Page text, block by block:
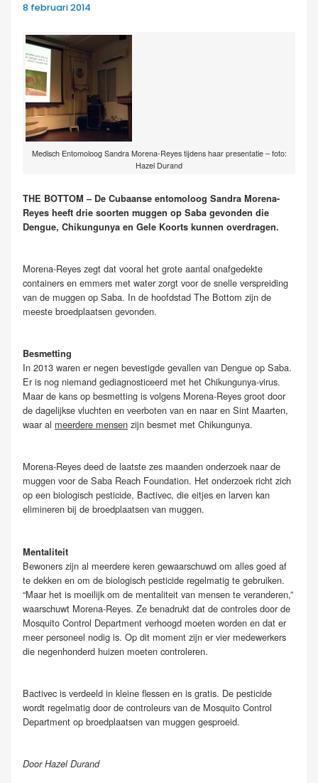
8 februari 2014
Medisch Entomoloog Sandra Morena-Reyes tijdens haar presentatie – foto:
Hazel Durand
THE BOTTOM – De Cubaanse entomoloog Sandra Morena-
Reyes heeft drie soorten muggen op Saba gevonden die
Dengue, Chikungunya en Gele Koorts kunnen overdragen.
Morena-Reyes zegt dat vooral het grote aantal onafgedekte
containers en emmers met water zorgt voor de snelle verspreiding
van de muggen op Saba. In de hoofdstad The Bottom zijn de
meeste broedplaatsen gevonden.
Besmetting
In 2013 waren er negen bevestigde gevallen van Dengue op Saba.
Er is nog niemand gediagnosticeerd met het Chikungunya-virus.
Maar de kans op besmetting is volgens Morena-Reyes groot door
de dagelijkse vluchten en veerboten van en naar en Sint Maarten,
waar al meerdere mensen zijn besmet met Chikungunya.
Morena-Reyes deed de laatste zes maanden onderzoek naar de
muggen voor de Saba Reach Foundation. Het onderzoek richt zich
op een biologisch pesticide, Bactivec, die eitjes en larven kan
elimineren bij de broedplaatsen van muggen.
Mentaliteit
Bewoners zijn al meerdere keren gewaarschuwd om alles goed af
te dekken en om de biologisch pesticide regelmatig te gebruiken.
“Maar het is moeilijk om de mentaliteit van mensen te veranderen,”
waarschuwt Morena-Reyes. Ze benadrukt dat de controles door de
Mosquito Control Department verhoogd moeten worden en dat er
meer personeel nodig is. Op dit moment zijn er vier medewerkers
die negenhonderd huizen moeten controleren.
Bactivec is verdeeld in kleine flessen en is gratis. De pesticide
wordt regelmatig door de controleurs van de Mosquito Control
Department op broedplaatsen van muggen gesproeid.
Door Hazel Durand